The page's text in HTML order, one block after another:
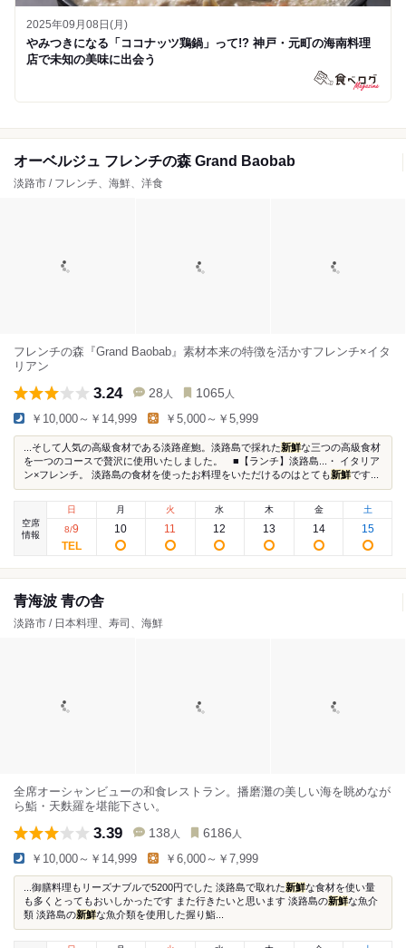
2025年09月08日(月)
やみつきになる「ココナッツ鶏鍋」って!? 神戸・元町の海南料理
店で未知の美味に出会う
オーベルジュ フレンチの森 Grand Baobab
淡路市 / フレンチ、海鮮、洋食
フレンチの森『Grand Baobab』素材本来の特徴を活かすフレンチ×イタ
リアン
3.24 28 人 1065 人
￥10,000～￥14,999 ￥5,000～￥5,999
...そして人気の高級食材である淡路産鮑。淡路島で採れた新鮮な三つの高級食材
を一つのコースで贅沢に使用いたしました。 ■【ランチ】淡路島...・ イタリア
ン×フレンチ。 淡路島の食材を使ったお料理をいただけるのはとても新鮮です...
空席
情報
日
8/9
月
10
火
11
水
12
木
13
金
14
土
15
青海波 青の舎
淡路市 / 日本料理、寿司、海鮮
全席オーシャンビューの和食レストラン。播磨灘の美しい海を眺めなが
ら鮨・天麩羅を堪能下さい。
3.39 138 人 6186 人
￥10,000～￥14,999 ￥6,000～￥7,999
...御膳料理もリーズナブルで5200円でした 淡路島で取れた新鮮な食材を使い量
も多くとってもおいしかったです また行きたいと思います 淡路島の新鮮な魚介
類 淡路島の新鮮な魚介類を使用した握り鮨...